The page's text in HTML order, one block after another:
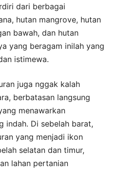
dari berbagai
hutan mangrove, hutan
bawah, dan hutan
yang beragam inilah yang
istimewa.
juga nggak kalah
berbatasan langsung
menawarkan
indah. Di sebelah barat,
yang menjadi ikon
selatan dan timur,
lahan pertanian